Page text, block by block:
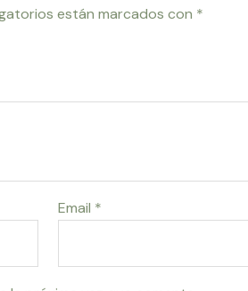
están marcados con *
Email *